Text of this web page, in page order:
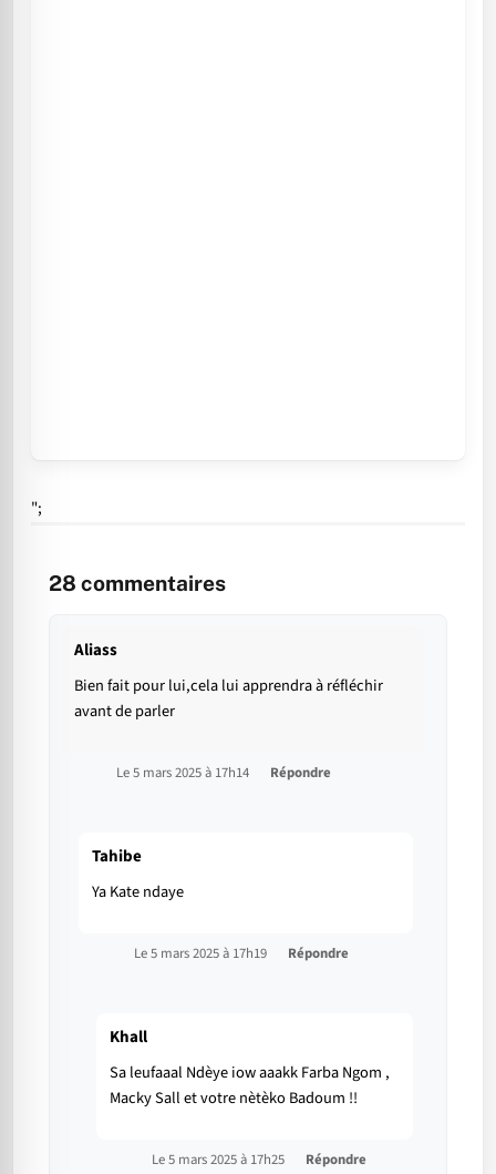
";
28 commentaires
Aliass
Bien fait pour lui,cela lui apprendra à réfléchir
avant de parler
Le 5 mars 2025 à 17h14 Répondre
Tahibe
Ya Kate ndaye
Le 5 mars 2025 à 17h19 Répondre
Khall
Sa leufaaal Ndèye iow aaakk Farba Ngom ,
Macky Sall et votre nètèko Badoum !!
Le 5 mars 2025 à 17h25 Répondre